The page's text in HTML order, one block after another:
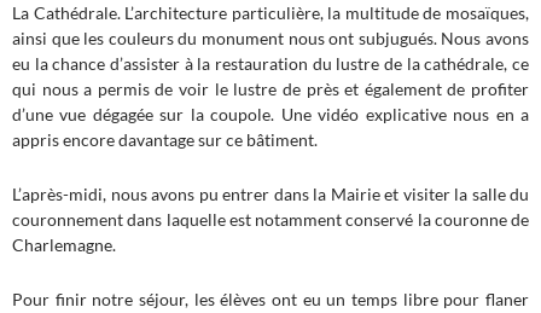
La Cathédrale. L’architecture particulière, la multitude de mosaïques,
ainsi que les couleurs du monument nous ont subjugués. Nous avons
eu la chance d’assister à la restauration du lustre de la cathédrale, ce
qui nous a permis de voir le lustre de près et également de profiter
d’une vue dégagée sur la coupole. Une vidéo explicative nous en a
appris encore davantage sur ce bâtiment.
L’après-midi, nous avons pu entrer dans la Mairie et visiter la salle du
couronnement dans laquelle est notamment conservé la couronne de
Charlemagne.
Pour finir notre séjour, les élèves ont eu un temps libre pour flaner